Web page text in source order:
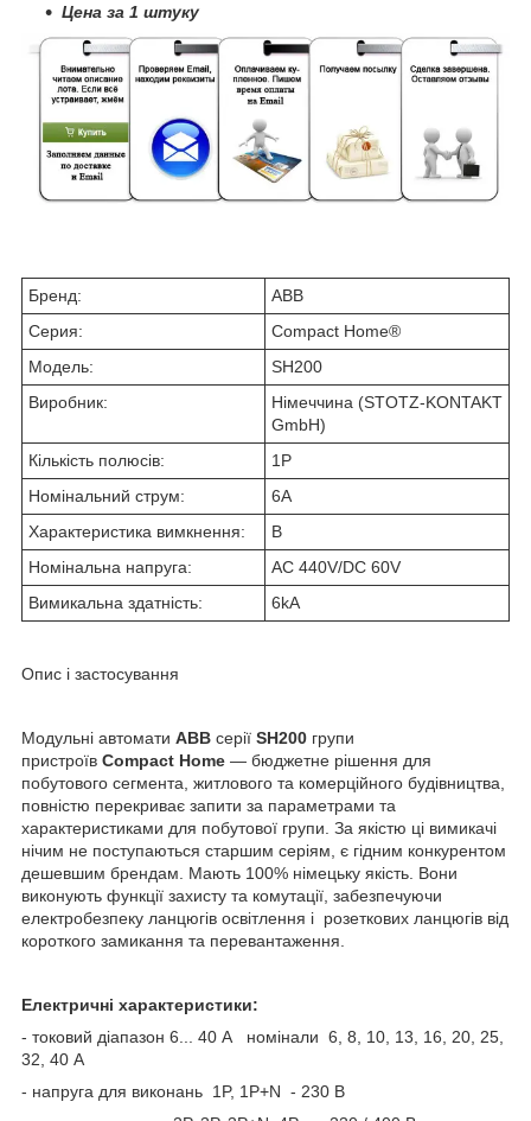
Цена за 1 штуку
Бренд:
ABB
Серия:
Compact Home®
Модель:
SH200
Виробник:
Німеччина (STOTZ-KONTAKT
GmbH)
Кількість полюсів:
1P
Номінальний струм:
6А
Характеристика вимкнення:
B
Номінальна напруга:
AC 440V/DC 60V
Вимикальна здатність:
6kA
Опис і застосування
Модульні автомати ABB серії SH200 групи
пристроїв Compact Home — бюджетне рішення для
побутового сегмента, житлового та комерційного будівництва,
повністю перекриває запити за параметрами та
характеристиками для побутової групи. За якістю ці вимикачі
нічим не поступаються старшим серіям, є гідним конкурентом
дешевшим брендам. Мають 100% німецьку якість. Вони
виконують функції захисту та комутації, забезпечуючи
електробезпеку ланцюгів освітлення і розеткових ланцюгів від
короткого замикання та перевантаження.
Електричні характеристики:
- токовий діапазон 6... 40 А номінали 6, 8, 10, 13, 16, 20, 25,
32, 40 А
- напруга для виконань 1P, 1P+N - 230 В